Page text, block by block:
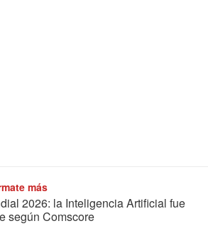
más
2026: la Inteligencia Artificial fue
según Comscore